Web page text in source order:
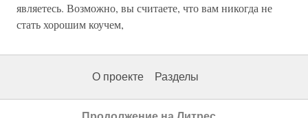
являетесь. Возможно, вы считаете, что вам никогда не
стать хорошим коучем,
О проекте Разделы